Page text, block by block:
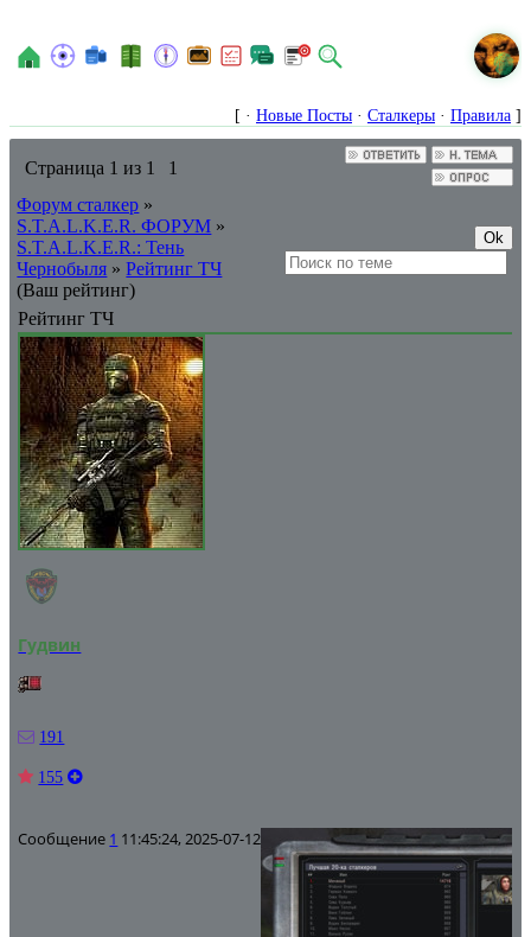
N
[ · Новые Посты · Сталкеры · Правила ]
Страница 1 из 1
1
Форум сталкер »
S.T.A.L.K.E.R. ФОРУМ »
S.T.A.L.K.E.R.: Тень
Чернобыля » Рейтинг ТЧ
(Ваш рейтинг)
Рейтинг ТЧ
Гудвин
191
155
Сообщение 1 11:45:24, 2025-07-12